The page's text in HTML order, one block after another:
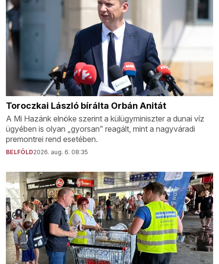
Toroczkai László bírálta Orbán Anitát
A Mi Hazánk elnöke szerint a külügyminiszter a dunai víz
ügyében is olyan „gyorsan” reagált, mint a nagyváradi
premontrei rend esetében.
BELFÖLD2026. aug. 6. 08:35